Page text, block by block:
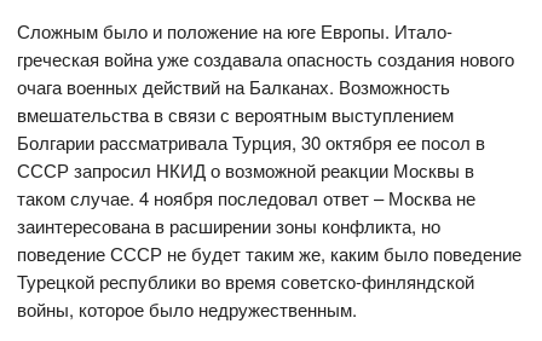
Сложным было и положение на юге Европы. Итало-
греческая война уже создавала опасность создания нового
очага военных действий на Балканах. Возможность
вмешательства в связи с вероятным выступлением
Болгарии рассматривала Турция, 30 октября ее посол в
СССР запросил НКИД о возможной реакции Москвы в
таком случае. 4 ноября последовал ответ – Москва не
заинтересована в расширении зоны конфликта, но
поведение СССР не будет таким же, каким было поведение
Турецкой республики во время советско-финляндской
войны, которое было недружественным.